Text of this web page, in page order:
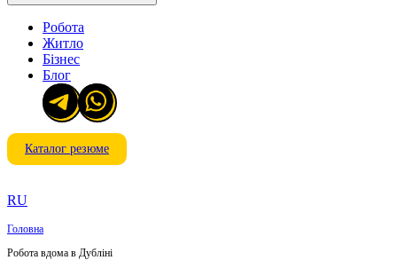
Робота
Житло
Бізнес
Блог
Каталог резюме
RU
Головна
Робота вдома в Дубліні